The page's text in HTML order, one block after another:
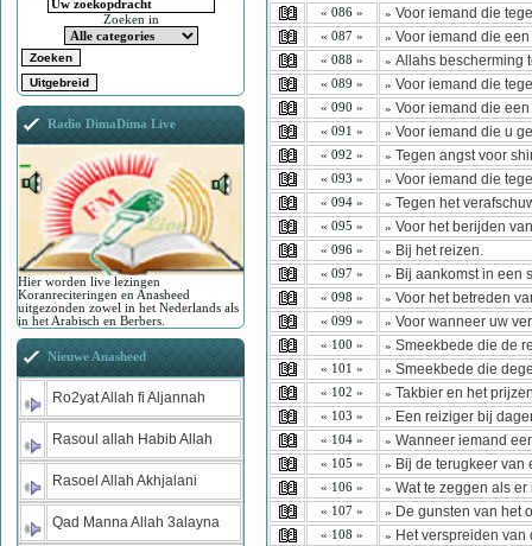
« 086 » » Voor iemand die
« 087 » » Voor iemand die
« 088 » » Allahs bescherming
« 089 » » Voor iemand die
« 090 » » Voor iemand die
« 091 » » Voor iemand die u
« 092 » » Tegen angst voor
« 093 » » Voor iemand die
« 094 » » Tegen het
« 095 » » Voor het berijden
« 096 » » Bij het reizen.
« 097 » » Bij aankomst in een
« 098 » » Voor het betreden
« 099 » » Voor wanneer uw
« 100 » » Smeekbede die de
« 101 » » Smeekbede die
« 102 » » Takbier en het
« 103 » » Een reiziger bij
« 104 » » Wanneer iemand
« 105 » » Bij de terugkeer van
« 106 » » Wat te zeggen als
« 107 » » De gunsten van het
« 108 » » Het verspreiden
Zoeken in
Radio DimaDima Live
Hier worden live lezingen
Koranreciteringen en Anasheed
uitgezonden zowel in het Nederlands als
in het Arabisch en Berbers.
Nieuwe Anasheed
Ro2yat Allah fi Aljannah
Rasoul allah Habib Allah
Rasoel Allah Akhjalani
Qad Manna Allah 3alayna